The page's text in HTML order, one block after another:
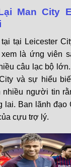
Man City
tại Leicester
là ứng viên
câu lạc bộ
và sự hiểu
nhiều người tin
lai. Ban lãnh đạo
cựu trợ lý.